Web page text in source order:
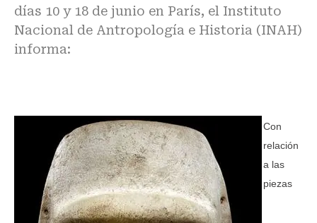
días 10 y 18 de junio en París, el Instituto
Nacional de Antropología e Historia (INAH)
informa:
Con
relación
a las
piezas